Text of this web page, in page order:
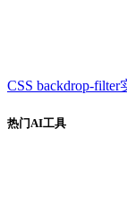
CSS backdrop-
热门AI工具